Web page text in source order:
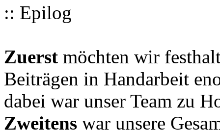
:: Epilog
Zuerst möchten wir
Beiträgen in Handarbeit
dabei war unser Team zu
Zweitens war unsere